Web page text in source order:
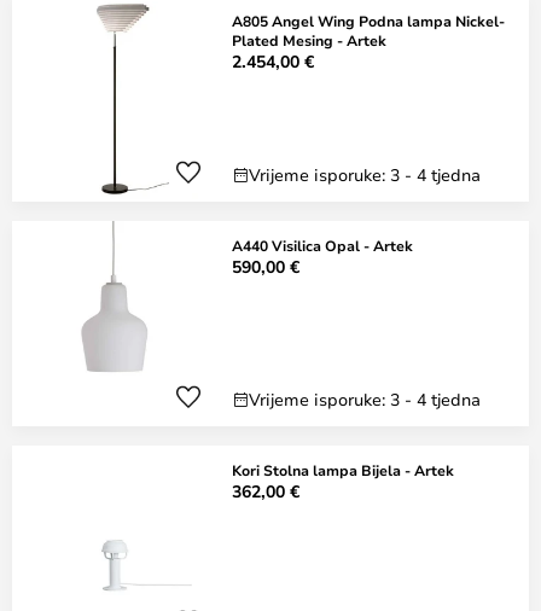
A805 Angel Wing Podna lampa Nickel-
Plated Mesing - Artek
2.454,00 €
Vrijeme isporuke: 3 - 4 tjedna
A440 Visilica Opal - Artek
590,00 €
Vrijeme isporuke: 3 - 4 tjedna
Kori Stolna lampa Bijela - Artek
362,00 €